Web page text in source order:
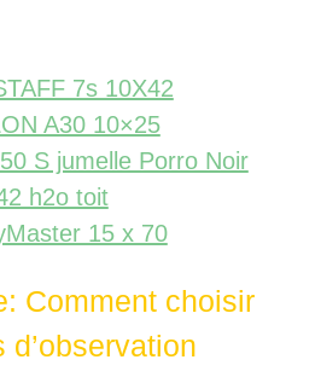
7s 10X42
A30 10×25
S jumelle Porro Noir
h2o toit
15 x 70
Comment choisir